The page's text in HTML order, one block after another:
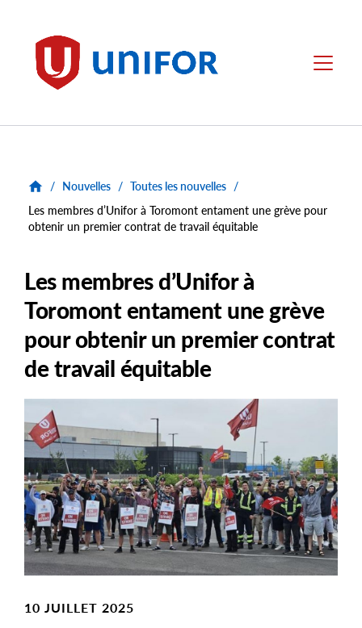
Unifor Menu
/ Nouvelles / Toutes les nouvelles /
Les membres d’Unifor à Toromont entament une grève pour
obtenir un premier contrat de travail équitable
Les membres d’Unifor à
Toromont entament une grève
pour obtenir un premier contrat
de travail équitable
Main
Image
Image
10 JUILLET 2025